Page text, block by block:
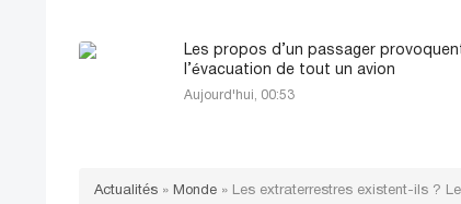
Les propos d’un passager
l’évacuation de tout un avion
Aujourd'hui, 00:53
Actualités » Monde » Les extraterrestres existent-ils ?